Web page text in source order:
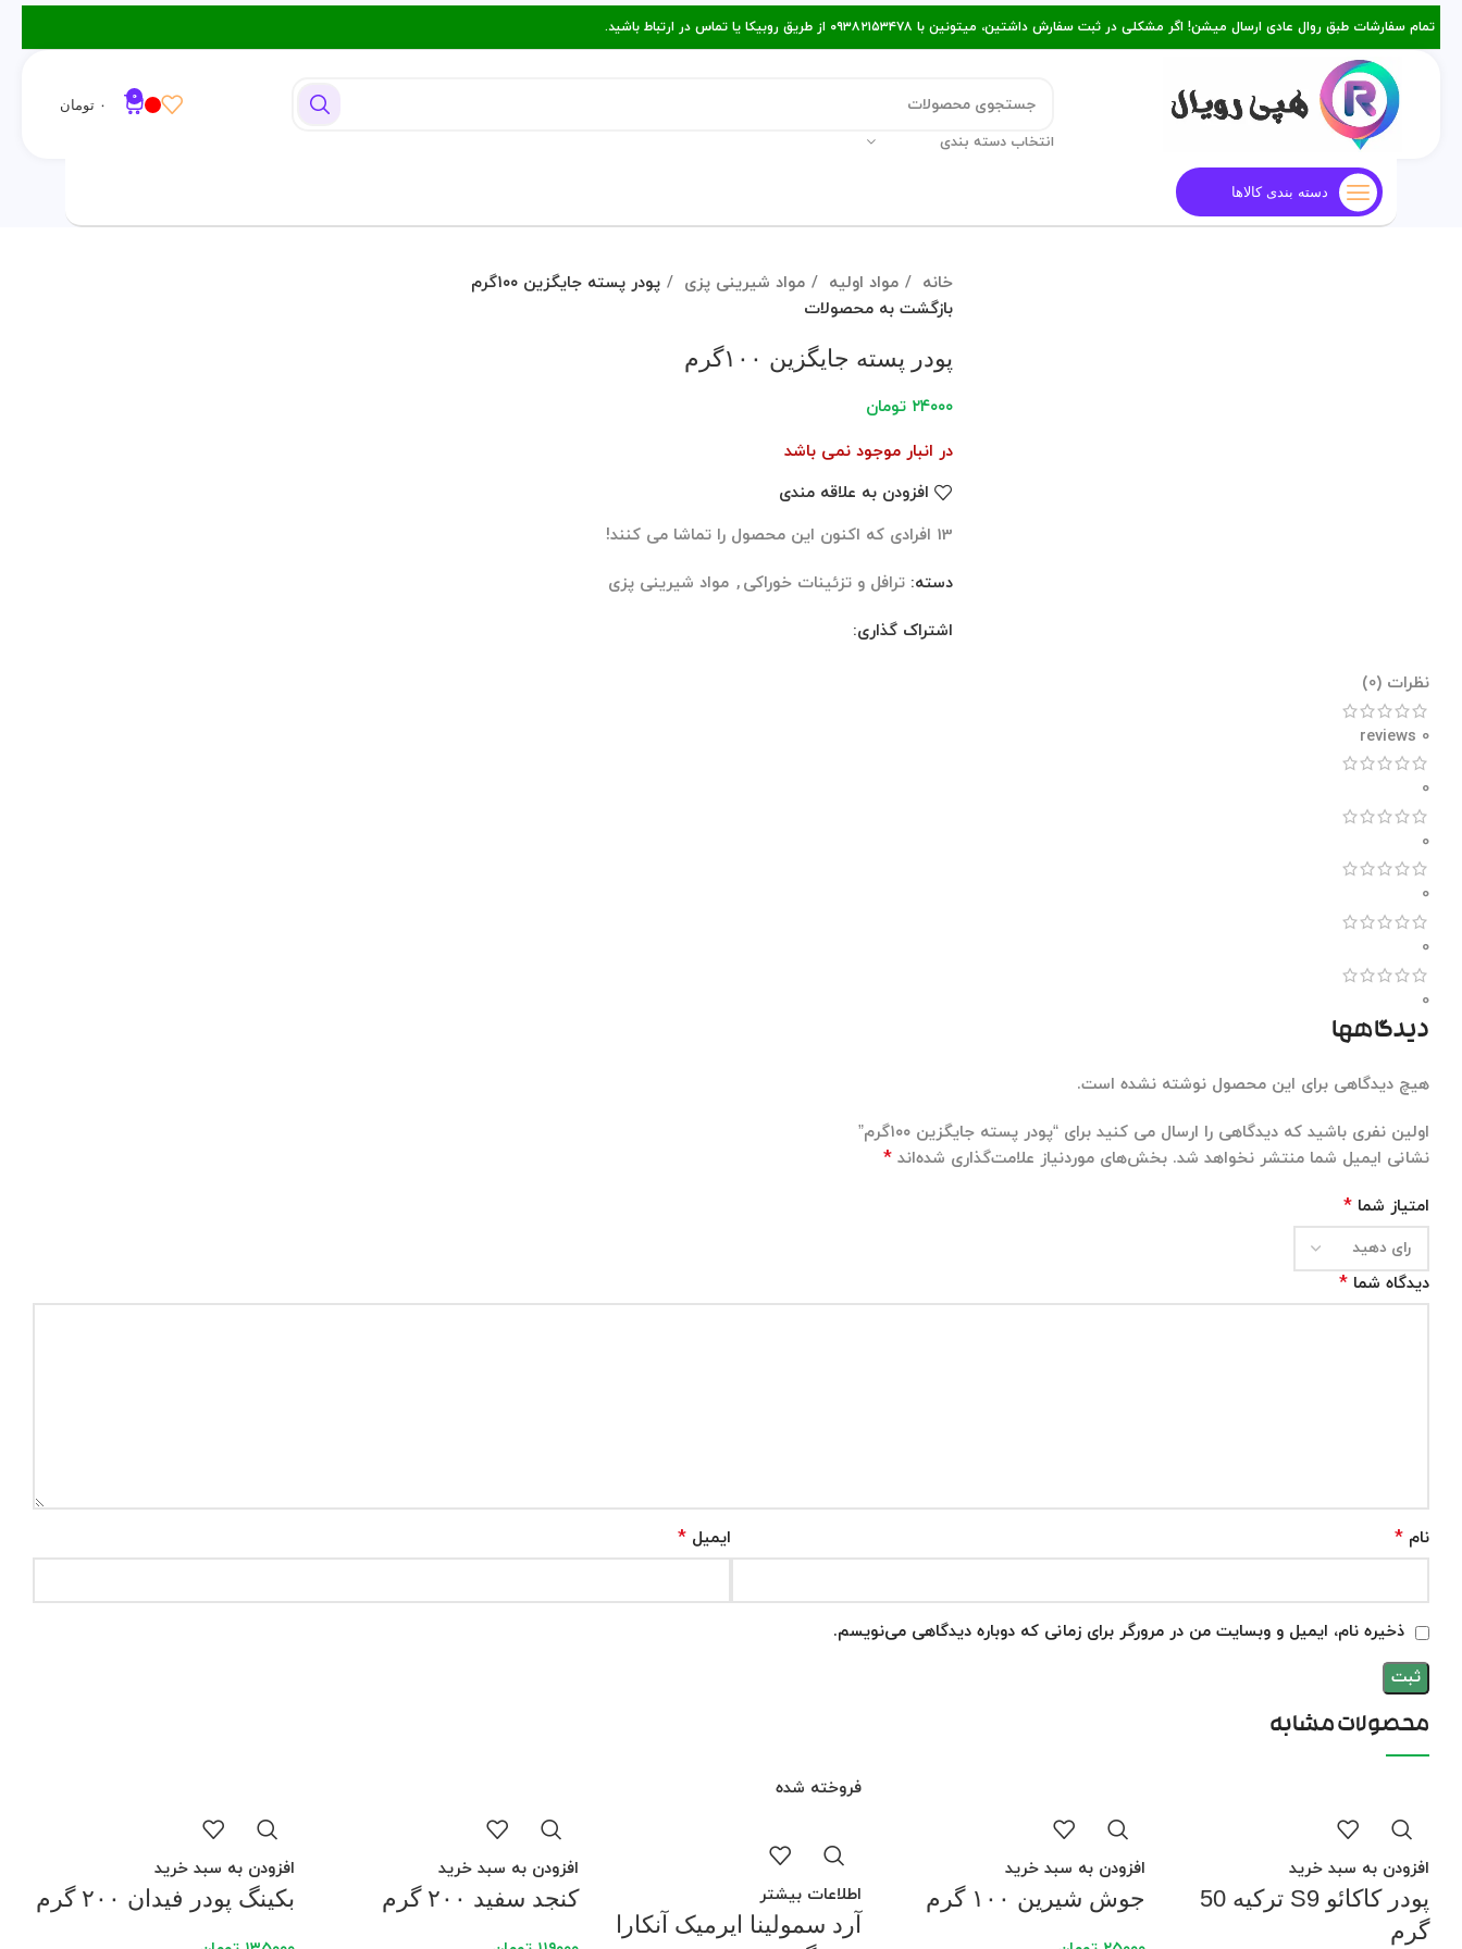
تمام سفارشات طبق روال عادی ارسال میشن! اگر مشکلی در ثبت سفارش داشتین، میتونین با ۰۹۳۸۲۱۵۳۴۷۸ از طریق روبیکا یا تماس در ارتباط باشید.
انتخاب دسته بندی
0 ۰ تومان
دسته بندی کالاها
خانه مواد اولیه مواد شیرینی پزی
پودر پسته جایگزین ۱۰۰گرم
بازگشت به محصولات
پودر پسته جایگزین ۱۰۰گرم
۲۴۰۰۰ تومان
در انبار موجود نمی باشد
افزودن به علاقه مندی
13 افرادی که اکنون این محصول را تماشا می کنند!
دسته: ترافل و تزئینات خوراکی, مواد شیرینی پزی
اشتراک گذاری:
نظرات (0)
0 reviews
0
0
0
0
0
دیدگاهها
هیچ دیدگاهی برای این محصول نوشته نشده است.
اولین نفری باشید که دیدگاهی را ارسال می کنید برای “پودر پسته جایگزین ۱۰۰گرم”
نشانی ایمیل شما منتشر نخواهد شد. بخش‌های موردنیاز علامت‌گذاری شده‌اند *
امتیاز شما *
دیدگاه شما *
نام * ایمیل *
ذخیره نام، ایمیل و وبسایت من در مرورگر برای زمانی که دوباره دیدگاهی می‌نویسم.
محصولات مشابه
افزودن به سبد خرید
پودر کاکائو S9 ترکیه 50
گرم
افزودن به سبد خرید
جوش شیرین ۱۰۰ گرم
فروخته شده
اطلاعات بیشتر
آرد سمولینا ایرمیک آنکارا
افزودن به سبد خرید
کنجد سفید ۲۰۰ گرم
افزودن به سبد خرید
بکینگ پودر فیدان ۲۰۰ گرم